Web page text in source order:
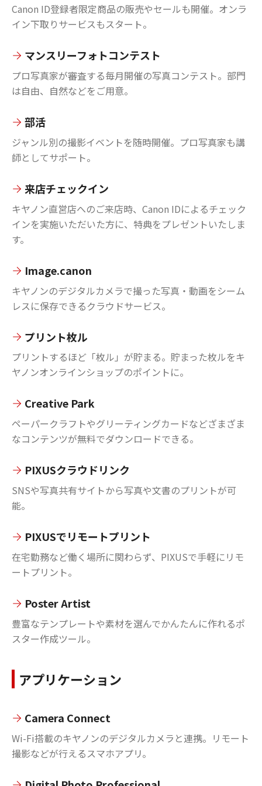
Canon ID登録者限定商品の販売やセールも開催。オンラ
イン下取りサービスもスタート。
マンスリーフォトコンテスト
プロ写真家が審査する毎月開催の写真コンテスト。部門
は自由、自然などをご用意。
部活
ジャンル別の撮影イベントを随時開催。プロ写真家も講
師としてサポート。
来店チェックイン
キヤノン直営店へのご来店時、Canon IDによるチェック
インを実施いただいた方に、特典をプレゼントいたしま
す。
Image.canon
キヤノンのデジタルカメラで撮った写真・動画をシーム
レスに保存できるクラウドサービス。
プリント枚ル
プリントするほど「枚ル」が貯まる。貯まった枚ルをキ
ヤノンオンラインショップのポイントに。
Creative Park
ペーパークラフトやグリーティングカードなどざまざま
なコンテンツが無料でダウンロードできる。
PIXUSクラウドリンク
SNSや写真共有サイトから写真や文書のプリントが可
能。
PIXUSでリモートプリント
在宅勤務など働く場所に関わらず、PIXUSで手軽にリモ
ートプリント。
Poster Artist
豊富なテンプレートや素材を選んでかんたんに作れるポ
スター作成ツール。
アプリケーション
Camera Connect
Wi-Fi搭載のキヤノンのデジタルカメラと連携。リモート
撮影などが行えるスマホアプリ。